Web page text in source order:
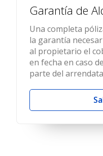
Garantía de
Una completa
la garantía
al propietario el
en fecha en caso
parte del